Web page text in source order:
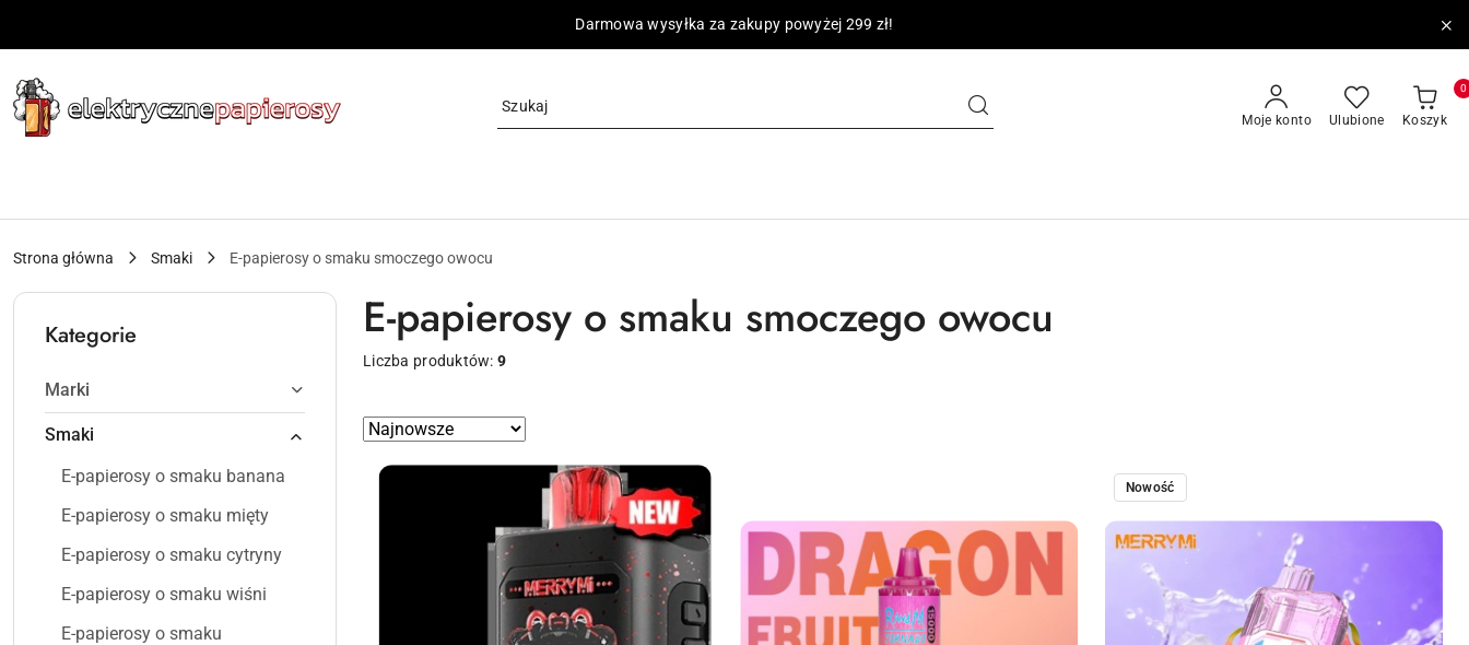
Darmowa wysyłka za zakupy powyżej 299 zł!
Moje konto Ulubione Koszyk
0
Strona główna Smaki E-papierosy o smaku smoczego owocu
Kategorie
Marki
Smaki
E-papierosy o smaku banana
E-papierosy o smaku mięty
E-papierosy o smaku cytryny
E-papierosy o smaku wiśni
E-papierosy o smaku
E-papierosy o smaku smoczego owocu
Liczba produktów:9
Zastosowano
Najnowsze.
Sortuj
Nowość